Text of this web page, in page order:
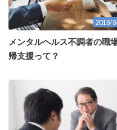
2018/
メンタルヘルス不調者の職
帰支援って？